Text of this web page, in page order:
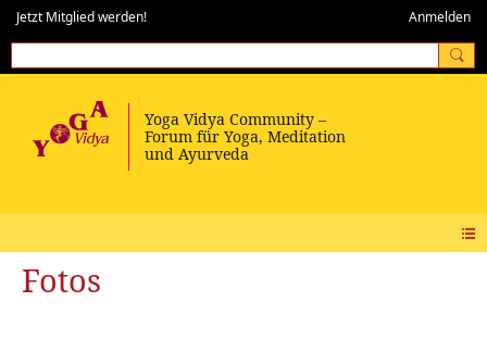
Jetzt Mitglied werden! Anmelden
Fotos